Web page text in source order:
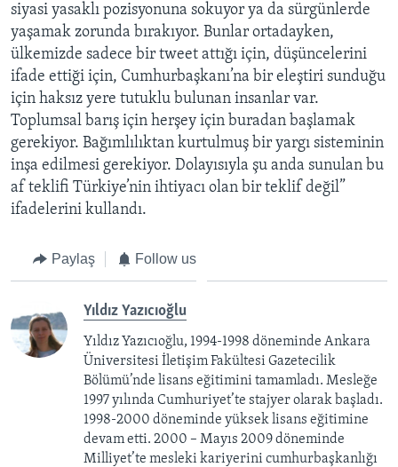
siyasi yasaklı pozisyonuna sokuyor ya da sürgünlerde
yaşamak zorunda bırakıyor. Bunlar ortadayken,
ülkemizde sadece bir tweet attığı için, düşüncelerini
ifade ettiği için, Cumhurbaşkanı’na bir eleştiri sunduğu
için haksız yere tutuklu bulunan insanlar var.
Toplumsal barış için herşey için buradan başlamak
gerekiyor. Bağımlılıktan kurtulmuş bir yargı sisteminin
inşa edilmesi gerekiyor. Dolayısıyla şu anda sunulan bu
af teklifi Türkiye’nin ihtiyacı olan bir teklif değil”
ifadelerini kullandı.
Paylaş Follow us
Yıldız Yazıcıoğlu
Yıldız Yazıcıoğlu, 1994-1998 döneminde Ankara
Üniversitesi İletişim Fakültesi Gazetecilik
Bölümü’nde lisans eğitimini tamamladı. Mesleğe
1997 yılında Cumhuriyet’te stajyer olarak başladı.
1998-2000 döneminde yüksek lisans eğitimine
devam etti. 2000 – Mayıs 2009 döneminde
Milliyet’te mesleki kariyerini cumhurbaşkanlığı